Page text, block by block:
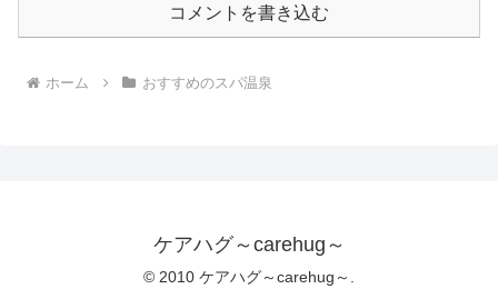
コメントを書き込む
ホーム おすすめのスパ温泉
ケアハグ～carehug～
© 2010 ケアハグ～carehug～.